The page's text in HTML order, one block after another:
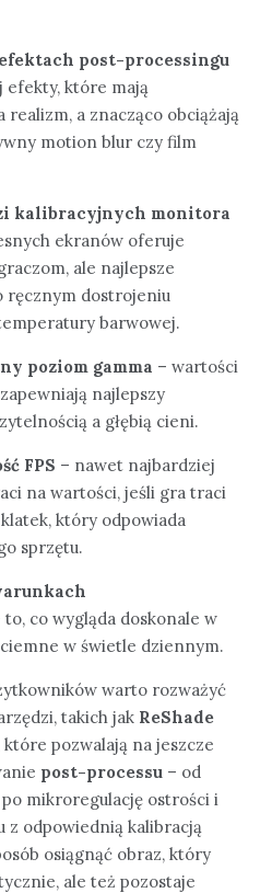
post-processingu
efekty, które mają
realizm, a znacząco obciążają
motion blur czy film
kalibracyjnych monitora
ekranów oferuje
ale najlepsze
ręcznym dostrojeniu
barwowej.
poziom gamma – wartości
najlepszy
a głębią cieni.
FPS – nawet najbardziej
na wartości, jeśli gra traci
który odpowiada
sprzętu.
to, co wygląda doskonale w
w świetle dziennym.
warto rozważyć
takich jak ReShade
które pozwalają na jeszcze
post-processu – od
mikroregulację ostrości i
z odpowiednią kalibracją
osiągnąć obraz, który
ale też pozostaje